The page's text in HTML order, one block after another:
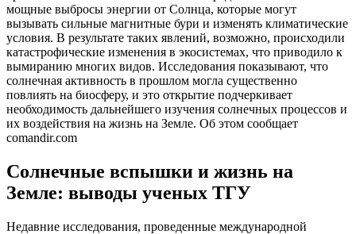
мощные выбросы энергии от Солнца, которые могут
вызывать сильные магнитные бури и изменять климатические
условия. В результате таких явлений, возможно, происходили
катастрофические изменения в экосистемах, что приводило к
вымиранию многих видов. Исследования показывают, что
солнечная активность в прошлом могла существенно
повлиять на биосферу, и это открытие подчеркивает
необходимость дальнейшего изучения солнечных процессов и
их воздействия на жизнь на Земле. Об этом сообщает
comandir.com
Солнечные вспышки и жизнь на
Земле: выводы ученых ТГУ
Недавние исследования, проведенные международной